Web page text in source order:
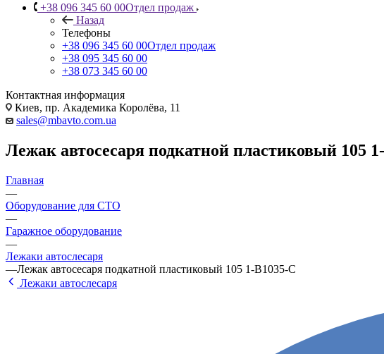
+38 096 345 60 00Отдел продаж
Назад
Телефоны
+38 096 345 60 00Отдел продаж
+38 095 345 60 00
+38 073 345 60 00
Контактная информация
Киев, пр. Академика Королёва, 11
sales@mbavto.com.ua
Лежак автосесаря подкатной пластиковый 105
Главная
—
Оборудование для СТО
—
Гаражное оборудование
—
Лежаки автослесаря
—Лежак автосесаря подкатной пластиковый 105 1-B1035-C
Лежаки автослесаря